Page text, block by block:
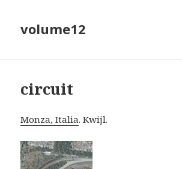
volume12
circuit
Monza, Italia. Kwijl.